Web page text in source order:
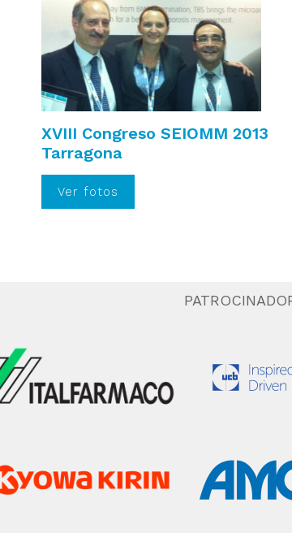
XVIII Congreso SEIOMM 2013
Tarragona
Ver fotos